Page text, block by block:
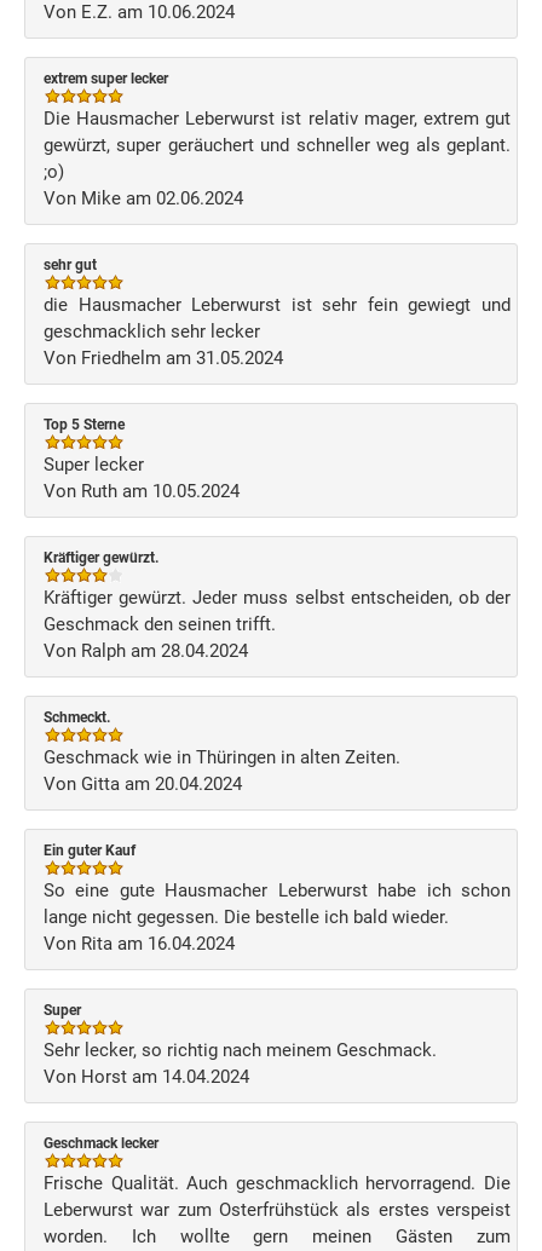
Von E.Z. am 10.06.2024
extrem super lecker
Die Hausmacher Leberwurst ist relativ mager, extrem gut
gewürzt, super geräuchert und schneller weg als geplant.
;o)
Von Mike am 02.06.2024
sehr gut
die Hausmacher Leberwurst ist sehr fein gewiegt und
geschmacklich sehr lecker
Von Friedhelm am 31.05.2024
Top 5 Sterne
Super lecker
Von Ruth am 10.05.2024
Kräftiger gewürzt.
Kräftiger gewürzt. Jeder muss selbst entscheiden, ob der
Geschmack den seinen trifft.
Von Ralph am 28.04.2024
Schmeckt.
Geschmack wie in Thüringen in alten Zeiten.
Von Gitta am 20.04.2024
Ein guter Kauf
So eine gute Hausmacher Leberwurst habe ich schon
lange nicht gegessen. Die bestelle ich bald wieder.
Von Rita am 16.04.2024
Super
Sehr lecker, so richtig nach meinem Geschmack.
Von Horst am 14.04.2024
Geschmack lecker
Frische Qualität. Auch geschmacklich hervorragend. Die
Leberwurst war zum Osterfrühstück als erstes verspeist
worden. Ich wollte gern meinen Gästen zum